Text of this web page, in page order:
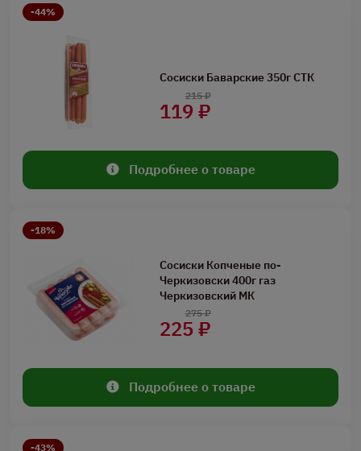
-44%
Сосиски Баварские 350г СТК
119 ₽
215 ₽
Подробнее о товаре
-18%
Сосиски Копченые по-
Черкизовски 400г газ
Черкизовский МК
225 ₽
275 ₽
Подробнее о товаре
-43%